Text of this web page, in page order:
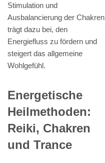
Stimulation und
Ausbalancierung der Chakren
trägt dazu bei, den
Energiefluss zu fördern und
steigert das allgemeine
Wohlgefühl.
Energetische
Heilmethoden:
Reiki, Chakren
und Trance